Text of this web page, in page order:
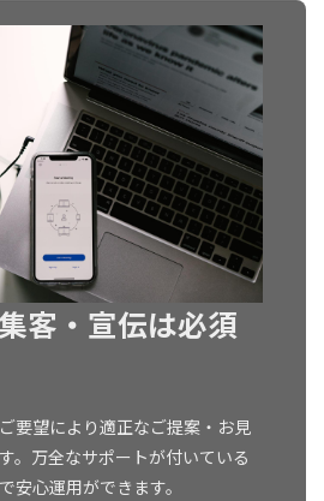
客・宣伝は必須
要望により適正なご提案・お見
。万全なサポートが付いている
安心運用ができます。